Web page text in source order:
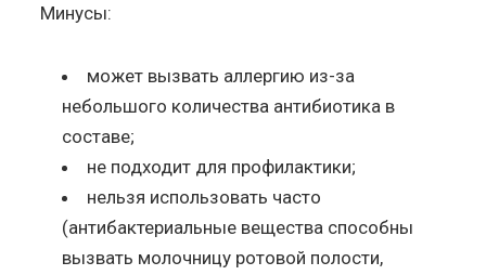
Минусы:
может вызвать аллергию из-за
небольшого количества антибиотика в
составе;
не подходит для профилактики;
нельзя использовать часто
(антибактериальные вещества способны
вызвать молочницу ротовой полости,